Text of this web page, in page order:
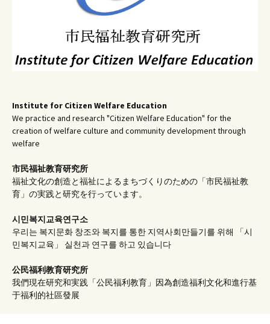
Institute for Citizen Welfare Education
We practice and research "Citizen Welfare Education" for the
creation of welfare culture and community development through
welfare
市民福祉教育研究所
福祉文化の創造と福祉によるまちづくりのための「市民福祉教
育」の実践と研究を行っています。
시민복지교육연구소
우리는 복지문화 창조와 복지를 통한 지역사회만들기를 위해 「시
민복지교육」 실천과 연구를 하고 있습니다
公民福利教育研究所
我們現在研究和実践「公民福利教育」因為創造福利文化和進行基
于福利的社區發展